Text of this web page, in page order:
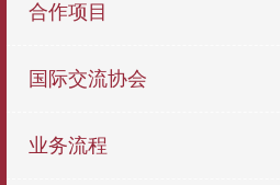
合作项目
国际交流协会
业务流程